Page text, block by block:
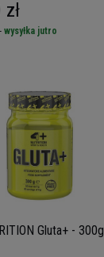
wysyłka jutro
Gluta+ - 300g